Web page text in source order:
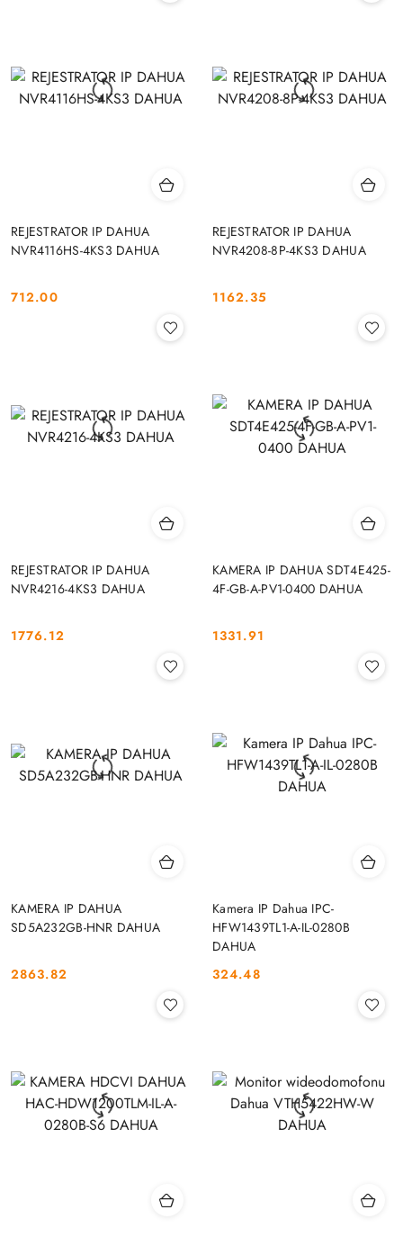
REJESTRATOR IP DAHUA
NVR4116HS-4KS3 DAHUA
Cena:
712.00
REJESTRATOR IP DAHUA
NVR4208-8P-4KS3 DAHUA
Cena:
1162.35
REJESTRATOR IP DAHUA
NVR4216-4KS3 DAHUA
Cena:
1776.12
KAMERA IP DAHUA SDT4E425-
4F-GB-A-PV1-0400 DAHUA
Cena:
1331.91
KAMERA IP DAHUA
SD5A232GB-HNR DAHUA
Cena:
2863.82
Kamera IP Dahua IPC-
HFW1439TL1-A-IL-0280B
DAHUA
Cena:
324.48